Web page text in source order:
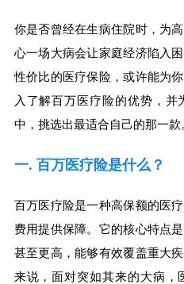
你是否曾经在生病住院时，为
心一场大病会让家庭经济陷入
性价比的医疗保险，或许能为
入了解百万医疗险的优势，
中，挑选出最适合自己的那一款
一. 百万医疗险是什么？
百万医疗险是一种高保额的医
费用提供保障。它的核心特点
甚至更高，能够有效覆盖重大
来说，面对突如其来的大病，